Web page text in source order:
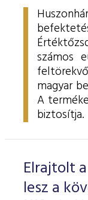
számos
magyar
A
biztosítja.
Elrajtolt
lesz a